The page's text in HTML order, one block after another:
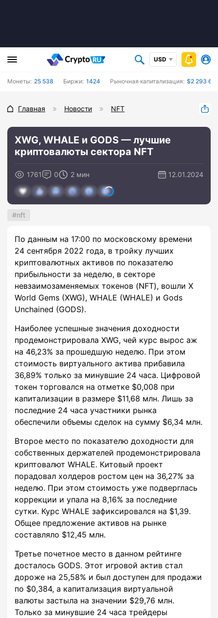
USD
Монеты: 25 538 Биржи: 1424 Рыночная капитализация: $2 293
Главная Новости NFT
XWG, WHALE и GODS — лучшие
криптовалюты сектора NFT
1761 0 2 мин 12.01.2024
nft
По данным на 17:00 по московскому времени
24 сентября 2022 года, в тройку лучших
криптовалютных активов по показателю
прибыльности за неделю, в секторе
невзаимозаменяемых токенов (NFT), вошли X
World Gems (XWG), WHALE (WHALE) и Gods
Unchained (GODS).
Наиболее успешные значения доходности
продемонстрировала XWG, чей курс вырос аж
на 46,23% за прошедшую неделю. При этом
стоимость виртуального актива прибавила
36,89% только за минувшие 24 часа. Цифровой
токен торговался на отметке $0,008 при
капитализации в размере $11,68 млн. Лишь за
последние 24 часа участники рынка
обеспечили объемы сделок на сумму $6,34 млн.
Второе место по показателю доходности для
собственных держателей продемонстрировала
криптовалют WHALE. Китовый проект
порадовал холдеров ростом цен на 36,27% за
неделю. При этом стоимость уже подверглась
коррекции и упала на 8,16% за последние
сутки. Курс WHALE зафиксировался на $1,39.
Общее предложение активов на рынке
составляло $12,45 млн.
Третье почетное место в данном рейтинге
досталось GODS. Этот игровой актив стал
дороже на 25,58% и был доступен для продажи
по $0,384, а капитализация виртуальной
валюты застыла на значении $29,76 млн.
Только за минувшие 24 часа трейдеры